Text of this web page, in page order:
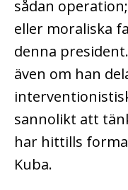
sådan
eller moraliska
denna
även om han
sannolikt att
har hittills
Kuba.